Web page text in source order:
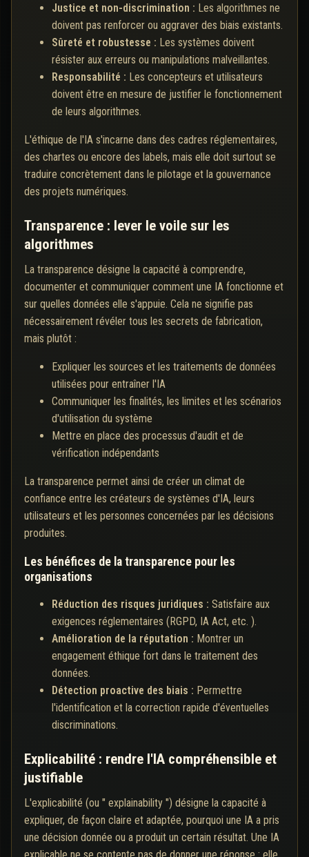
Justice et non-discrimination : Les algorithmes ne
doivent pas renforcer ou aggraver des biais existants.
Sûreté et robustesse : Les systèmes doivent
résister aux erreurs ou manipulations malveillantes.
Responsabilité : Les concepteurs et utilisateurs
doivent être en mesure de justifier le fonctionnement
de leurs algorithmes.
L'éthique de l'IA s'incarne dans des cadres réglementaires,
des chartes ou encore des labels, mais elle doit surtout se
traduire concrètement dans le pilotage et la gouvernance
des projets numériques.
Transparence : lever le voile sur les
algorithmes
La transparence désigne la capacité à comprendre,
documenter et communiquer comment une IA fonctionne et
sur quelles données elle s'appuie. Cela ne signifie pas
nécessairement révéler tous les secrets de fabrication,
mais plutôt :
Expliquer les sources et les traitements de données
utilisées pour entraîner l'IA
Communiquer les finalités, les limites et les scénarios
d'utilisation du système
Mettre en place des processus d'audit et de
vérification indépendants
La transparence permet ainsi de créer un climat de
confiance entre les créateurs de systèmes d'IA, leurs
utilisateurs et les personnes concernées par les décisions
produites.
Les bénéfices de la transparence pour les
organisations
Réduction des risques juridiques : Satisfaire aux
exigences réglementaires (RGPD, IA Act, etc. ).
Amélioration de la réputation : Montrer un
engagement éthique fort dans le traitement des
données.
Détection proactive des biais : Permettre
l'identification et la correction rapide d'éventuelles
discriminations.
Explicabilité : rendre l'IA compréhensible et
justifiable
L'explicabilité (ou " explainability ") désigne la capacité à
expliquer, de façon claire et adaptée, pourquoi une IA a pris
une décision donnée ou a produit un certain résultat. Une IA